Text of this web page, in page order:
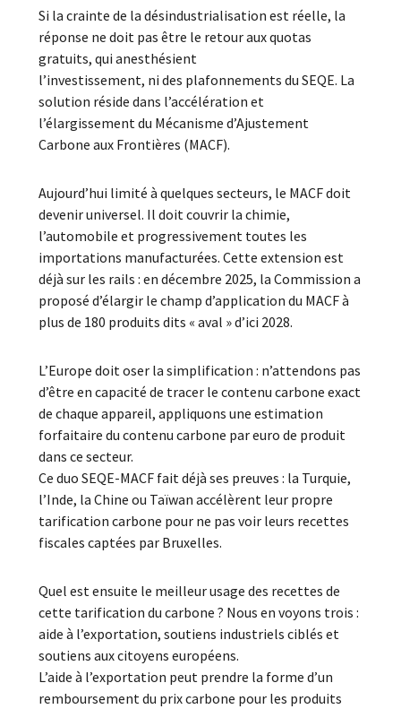
Si la crainte de la désindustrialisation est réelle, la
réponse ne doit pas être le retour aux quotas
gratuits, qui anesthésient
l’investissement, ni des plafonnements du SEQE. La
solution réside dans l’accélération et
l’élargissement du Mécanisme d’Ajustement
Carbone aux Frontières (MACF).
Aujourd’hui limité à quelques secteurs, le MACF doit
devenir universel. Il doit couvrir la chimie,
l’automobile et progressivement toutes les
importations manufacturées. Cette extension est
déjà sur les rails : en décembre 2025, la Commission a
proposé d’élargir le champ d’application du MACF à
plus de 180 produits dits « aval » d’ici 2028.
L’Europe doit oser la simplification : n’attendons pas
d’être en capacité de tracer le contenu carbone exact
de chaque appareil, appliquons une estimation
forfaitaire du contenu carbone par euro de produit
dans ce secteur.
Ce duo SEQE-MACF fait déjà ses preuves : la Turquie,
l’Inde, la Chine ou Taïwan accélèrent leur propre
tarification carbone pour ne pas voir leurs recettes
fiscales captées par Bruxelles.
Quel est ensuite le meilleur usage des recettes de
cette tarification du carbone ? Nous en voyons trois :
aide à l’exportation, soutiens industriels ciblés et
soutiens aux citoyens européens.
L’aide à l’exportation peut prendre la forme d’un
remboursement du prix carbone pour les produits